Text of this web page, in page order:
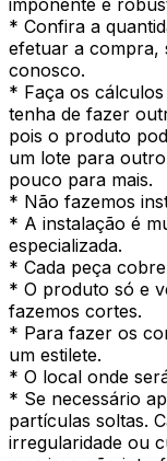
* Confira a
efetuar a compra,
conosco.
* Faça os
tenha de fazer
pois o produto
um lote para
pouco para mais.
* Não fazemos
* A instalação é
especializada.
* Cada peça
* O produto só e
fazemos cortes.
* Para fazer os
um estilete.
* O local onde
* Se necessário
partículas soltas.
irregularidade ou